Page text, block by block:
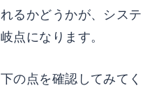
るかどうかが、システ
点になります。
の点を確認してみてく